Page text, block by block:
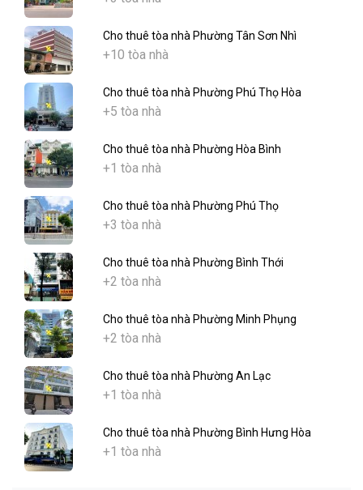
Cho thuê tòa nhà Phường Tân Sơn Nhì
+10 tòa nhà
Cho thuê tòa nhà Phường Phú Thọ Hòa
+5 tòa nhà
Cho thuê tòa nhà Phường Hòa Bình
+1 tòa nhà
Cho thuê tòa nhà Phường Phú Thọ
+3 tòa nhà
Cho thuê tòa nhà Phường Bình Thới
+2 tòa nhà
Cho thuê tòa nhà Phường Minh Phụng
+2 tòa nhà
Cho thuê tòa nhà Phường An Lạc
+1 tòa nhà
Cho thuê tòa nhà Phường Bình Hưng Hòa
+1 tòa nhà